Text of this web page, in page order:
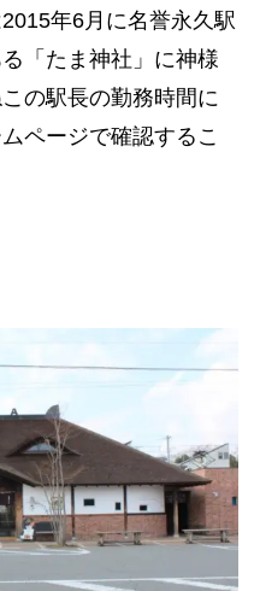
年6月に名誉永久駅
「たま神社」に神様
の駅長の勤務時間に
ページで確認するこ